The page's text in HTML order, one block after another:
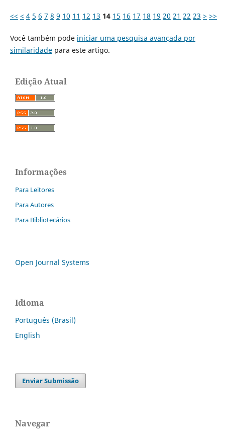
<< < 4 5 6 7 8 9 10 11 12 13 14 15 16 17 18 19 20 21 22 23 > >>
Você também pode iniciar uma pesquisa avançada por
similaridadepara este artigo.
Edição Atual
Informações
Para Leitores
Para Autores
Para Bibliotecários
Open Journal Systems
Idioma
Português (Brasil)
English
Enviar Submissão
Navegar